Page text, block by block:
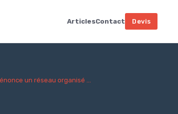
ArticlesContact Devis
un réseau organisé ...